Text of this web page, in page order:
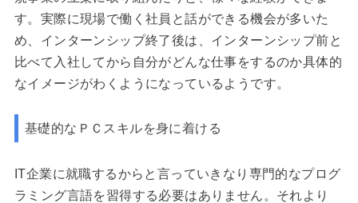
す。実際に現場で働く社員と話ができる機会が多いた
め、インターンシップ終了後は、インターンシップ前と
比べて入社してから自分がどんな仕事をするのか具体的
なイメージがわくようになっているようです。
基礎的なＰＣスキルを身に着ける
IT企業に就職するからと言っていきなり専門的なプログ
ラミング言語を習得する必要はありません。それより